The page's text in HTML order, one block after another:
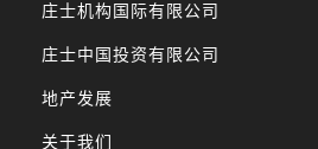
庄士机构国际有限公司
庄士中国投资有限公司
地产发展
关于我们